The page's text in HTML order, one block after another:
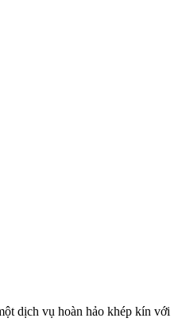
dịch vụ hoàn hảo khép kín với